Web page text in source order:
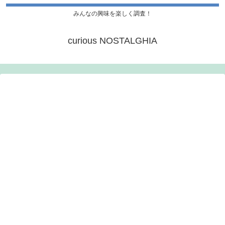
みんなの興味を楽しく調査！
curious NOSTALGHIA